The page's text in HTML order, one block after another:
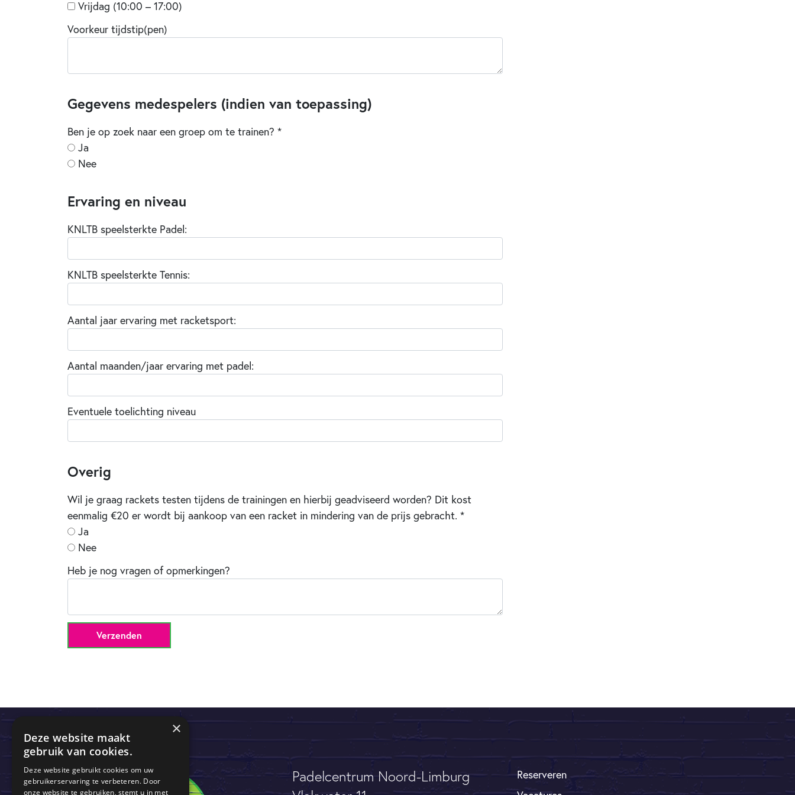
Vrijdag (10:00 – 17:00)
Voorkeur tijdstip(pen)
Gegevens medespelers (indien van toepassing)
Ben je op zoek naar een groep om te trainen? *
Ja
Nee
Ervaring en niveau
KNLTB speelsterkte Padel:
KNLTB speelsterkte Tennis:
Aantal jaar ervaring met racketsport:
Aantal maanden/jaar ervaring met padel:
Eventuele toelichting niveau
Overig
Wil je graag rackets testen tijdens de trainingen en hierbij geadviseerd worden? Dit kost
eenmalig €20 er wordt bij aankoop van een racket in mindering van de prijs gebracht. *
Ja
Nee
Heb je nog vragen of opmerkingen?
BedrijfsnaamVerzenden
Padelcentrum Noord-Limburg
Reserveren
×
Deze website maakt
gebruik van cookies.
Deze website gebruikt cookies om uw
gebruikerservaring te verbeteren. Door
onze website te gebruiken, stemt u in met